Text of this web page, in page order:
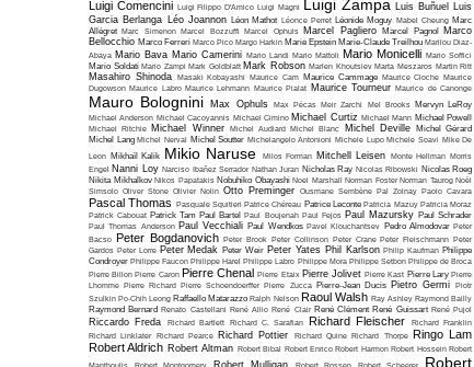
Luigi Comencini Luigi Filippo D'Amico Luigi Magni Luigi Zampa Luis Buñuel
Luis
Garcia Berlanga Léo Joannon Léon Mathot Léonce Perret Léonide Moguy Mabel Cheung Marc
Allégret Marc Simenon Marcel Bozzuffi Marcel Ophuls Marcel Pagliero Marcel Pagnol
Marco
Bellocchio Marco Ferreri Marco Pico Margo Harkin Marie Epstein Marie-Claude Treilhou Marilou Diaz-
Abaya Mario Bava Mario Camerini Mario Landi Mario Mattoli Mario Monicelli Mario Soffici
Mario Soldati Mario Zampi Mark Goldblatt Mark Robson Marlen Khoutsiev Marta Meszaros Martin Ritt
Masahiro Shinoda Masaki Kobayashi Maurice Cam Maurice Cammage Maurice Cloche Maurice
Dugowson Maurice Labro Maurice Lehmann Maurice Pialat Maurice Tourneur Maurice de Canonge
Mauro Bolognini Max Ophuls Max Pécas Meir Zarchi Mel Brooks Mervyn LeRoy
Michael Anderson Michael Cacoyannis Michael Cimino Michael Curtiz Michael Mann Michael Powell
Michael Ritchie Michael Winner Michel Audiard Michel Blanc Michel Deville
Michel Gérard
Michel Lang Michel Nerval Michel Soutter Michelangelo Antonioni Michele Lupo Michele Soavi Mike De
Leon Mikhaïl Kalik Mikio Naruse Milos Forman Mitchell Leisen Monte Hellman Morris
Engel Nanni Loy Narciso Ibañez Serrador Nathan Juran Nicholas Ray Nicolas Ribowski Nicolas Roeg
Nikita Mikhalkov Nikos Papatakis Nobuhiko Obayashi Noel Marshall Norman Foster Norman Taurog Noël
Simsolo Oliver Stone Olivier Nolin Otto Preminger Ousmane Sembène Pal Zolnay Paolo Cavara
Pascal Thomas Pasquale Squitieri Patrice Chéreau Patrice Leconte Patricia Mazuy Patricia Moraz
Patrick Cabouat Patrick Tam Paul Bartel Paul Boujenah Paul Fejos Paul Mazursky Paul Schrader
Paul Thomas Anderson Paul Vecchiali Paul Wendkos Pavel Klouchantsev Pedro Almodovar Peter
Bacso
Peter Bogdanovich Peter Brook Peter Collinson Peter Crane Peter Fleischmann Peter
Gardos Peter Lorre Peter Medak Peter Weir Peter Yates Phil Karlson Philip Kaufman Philippe
Condroyer Philippe Faucon Philippe Harel Philippe Labro Philippe Mora Philippe Setbon Philippe de Broca
Pierre Billon Pierre Caron Pierre Chenal Pierre Etaix Pierre Jolivet Pierre Kast Pierre Lary Pierre
Lhomme Pierre Richard Pierre Schoendoerffer Pierre Zucca Pierre-Jean Ducis Pietro Germi Piotr
Szulkin Po-Chih Leong Raffaello Matarazzo Ralph Nelson Raoul Walsh Ray Ashley Raymond Bailly
Raymond Bernard Renato Castellani René Allio René Clair René Clément René Guissart René Pujol
Riccardo Freda Richard Bartlett Richard C. Sarafian Richard Fleischer
Richard Franklin
Richard Linklater Richard Pearce Richard Pottier Richard Quine Richard Thorpe
Ringo Lam
Robert Aldrich Robert Altman Robert Bibal Robert Enrico Robert Harmon Robert Hossein Robert
Robert